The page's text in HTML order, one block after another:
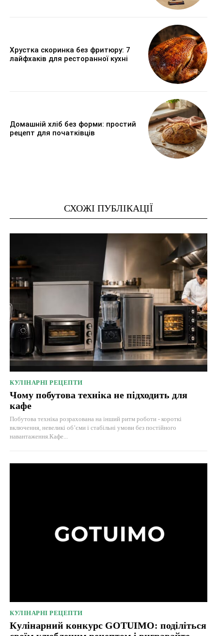
Хрустка скоринка без фритюру: 7
лайфхаків для ресторанної кухні
Домашній хліб без форми: простий
рецепт для початківців
СХОЖІ ПУБЛІКАЦІЇ
КУЛІНАРНІ РЕЦЕПТИ
Чому побутова техніка не підходить для
кафе
Побутова техніка розрахована на інший ритм роботи - короткі
включення, невеликі об’єми і стабільні умови без постійного
навантаження.Кафе...
КУЛІНАРНІ РЕЦЕПТИ
Кулінарний конкурс GOTUIMO: поділіться